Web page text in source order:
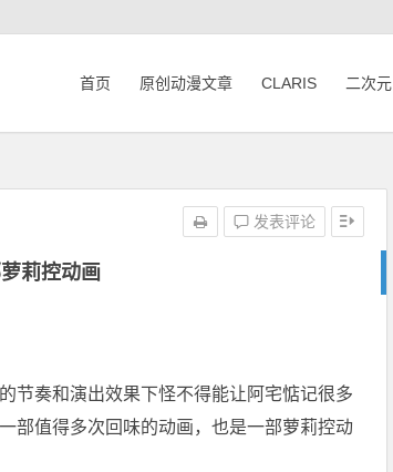
首页 原创动漫文章 CLARIS 二次元
莉控动画
发表评论
节奏和演出效果下怪不得能让阿宅惦记很多
部值得多次回味的动画，也是一部萝莉控动